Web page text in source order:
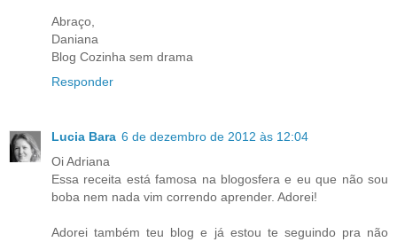
Abraço,
Daniana
Blog Cozinha sem drama
Responder
Lucia Bara 6 de dezembro de 2012 às 12:04
Oi Adriana
Essa receita está famosa na blogosfera e eu que não sou
boba nem nada vim correndo aprender. Adorei!
Adorei também teu blog e já estou te seguindo pra não